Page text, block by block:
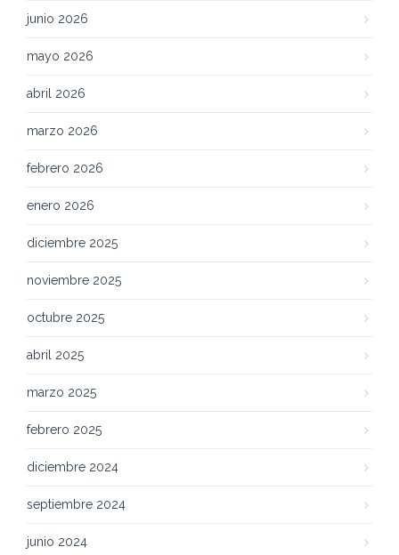
junio 2026
mayo 2026
abril 2026
marzo 2026
febrero 2026
enero 2026
diciembre 2025
noviembre 2025
octubre 2025
abril 2025
marzo 2025
febrero 2025
diciembre 2024
septiembre 2024
junio 2024